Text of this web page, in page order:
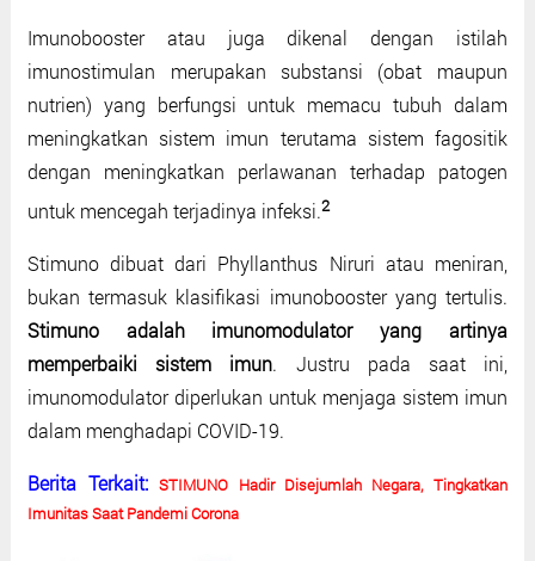
Imunobooster atau juga dikenal dengan istilah
imunostimulan merupakan substansi (obat maupun
nutrien) yang berfungsi untuk memacu tubuh dalam
meningkatkan sistem imun terutama sistem fagositik
dengan meningkatkan perlawanan terhadap patogen
untuk mencegah terjadinya infeksi.2
Stimuno dibuat dari Phyllanthus Niruri atau meniran,
bukan termasuk klasifikasi imunobooster yang tertulis.
Stimuno adalah imunomodulator yang artinya
memperbaiki sistem imun. Justru pada saat ini,
imunomodulator diperlukan untuk menjaga sistem imun
dalam menghadapi COVID-19.
Berita Terkait: STIMUNO Hadir Disejumlah Negara, Tingkatkan
Imunitas Saat Pandemi Corona